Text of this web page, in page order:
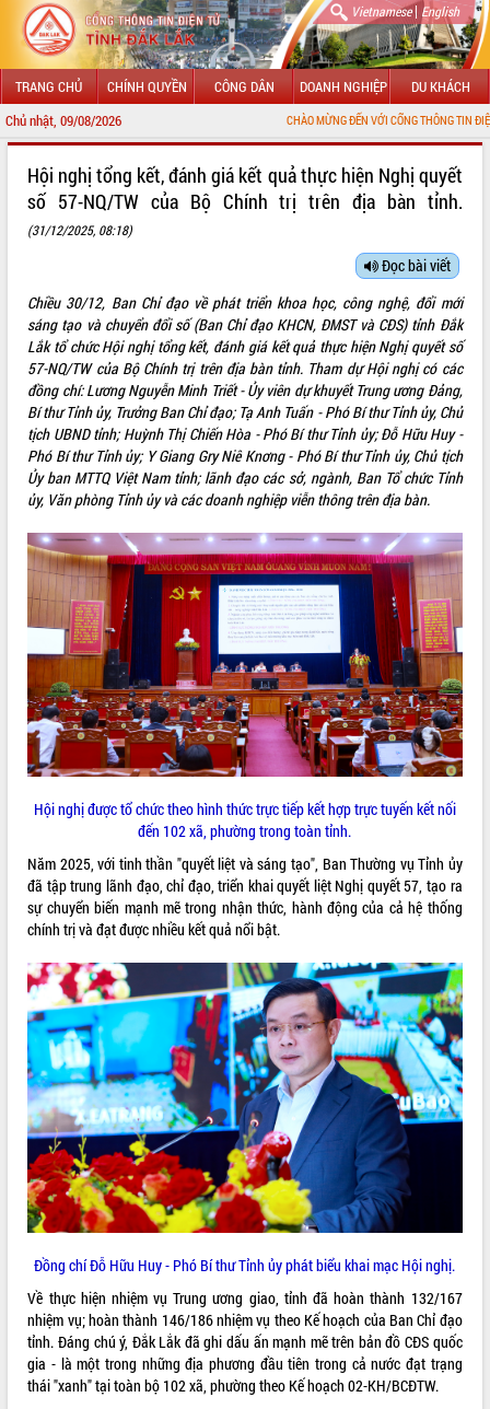
Vietnamese| English
TRANG CHỦ CHÍNH QUYỀN CÔNG DÂN DOANH NGHIỆP DU KHÁCH
Chủ nhật, 09/08/2026 CHÀO MỪNG ĐẾN VỚI CỔNG THÔNG TIN ĐIỆN TỬ TỈNH ĐẮK
LÃNH ĐẠO UBND TỈNH
SỞ, BAN, NGÀNH
UBND CÁC XÃ, PHƯỜNG
THÔNG TIN CHỈ ĐẠO ĐIỀU HÀNH
HỆ THỐNG VĂN BẢN
VĂN BẢN HĐND TỈNH
QUY HOẠCH - KẾ HOẠCH
VIDEO
Loading the player...
Trailer Lễ hội Sầu riêng Đắk Lắk năm
2026
Khám bệnh, cấp phát thuốc miễn phí
và tặng quà người dân xã Cư Pui
Hội nghị UBND tỉnh Đắk Lắk thường kỳ
tháng 7/2026
Lễ truy tặng danh hiệu “Bà Mẹ Việt
Nam Anh hùng” và trao Huân chương
Lao động
UBND tỉnh Đắk Lắk triển khai nhiệm
vụ 6 tháng cuối năm 2026
Kỳ họp thứ Hai, Hội đồng nhân dân
tỉnh khóa XI quyết nghị nhiều nội dung
quan trọng
Hội nghị tổng kết, đánh giá kết quả thực hiện Nghị quyết
số 57-NQ/TW của Bộ Chính trị trên địa bàn tỉnh.
(31/12/2025, 08:18)
Đọc bài viết
Chiều 30/12, Ban Chỉ đạo về phát triển khoa học, công nghệ, đổi mới
sáng tạo và chuyển đổi số (Ban Chỉ đạo KHCN, ĐMST và CĐS) tỉnh Đắk
Lắk tổ chức Hội nghị tổng kết, đánh giá kết quả thực hiện Nghị quyết số
57-NQ/TW của Bộ Chính trị trên địa bàn tỉnh. Tham dự Hội nghị có các
đồng chí: Lương Nguyễn Minh Triết - Ủy viên dự khuyết Trung ương Đảng,
Bí thư Tỉnh ủy, Trưởng Ban Chỉ đạo; Tạ Anh Tuấn - Phó Bí thư Tỉnh ủy, Chủ
tịch UBND tỉnh; Huỳnh Thị Chiến Hòa - Phó Bí thư Tỉnh ủy; Đỗ Hữu Huy -
Phó Bí thư Tỉnh ủy; Y Giang Gry Niê Knơng - Phó Bí thư Tỉnh ủy, Chủ tịch
Ủy ban MTTQ Việt Nam tỉnh; lãnh đạo các sở, ngành, Ban Tổ chức Tỉnh
ủy, Văn phòng Tỉnh ủy và các doanh nghiệp viễn thông trên địa bàn.
Hội nghị được tổ chức theo hình thức trực tiếp kết hợp trực tuyến kết nối
đến 102 xã, phường trong toàn tỉnh.
Năm 2025, với tinh thần "quyết liệt và sáng tạo", Ban Thường vụ Tỉnh ủy
đã tập trung lãnh đạo, chỉ đạo, triển khai quyết liệt Nghị quyết 57, tạo ra
sự chuyển biến mạnh mẽ trong nhận thức, hành động của cả hệ thống
chính trị và đạt được nhiều kết quả nổi bật.
Đồng chí Đỗ Hữu Huy - Phó Bí thư Tỉnh ủy phát biểu khai mạc Hội nghị.
Về thực hiện nhiệm vụ Trung ương giao, tỉnh đã hoàn thành 132/167
nhiệm vụ; hoàn thành 146/186 nhiệm vụ theo Kế hoạch của Ban Chỉ đạo
tỉnh. Đáng chú ý, Đắk Lắk đã ghi dấu ấn mạnh mẽ trên bản đồ CĐS quốc
gia - là một trong những địa phương đầu tiên trong cả nước đạt trạng
thái "xanh" tại toàn bộ 102 xã, phường theo Kế hoạch 02-KH/BCĐTW.